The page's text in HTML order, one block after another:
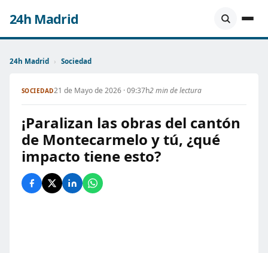
24h Madrid
24h Madrid › Sociedad
SOCIEDAD21 de Mayo de 2026 · 09:37h2 min de lectura
¡Paralizan las obras del cantón
de Montecarmelo y tú, ¿qué
impacto tiene esto?